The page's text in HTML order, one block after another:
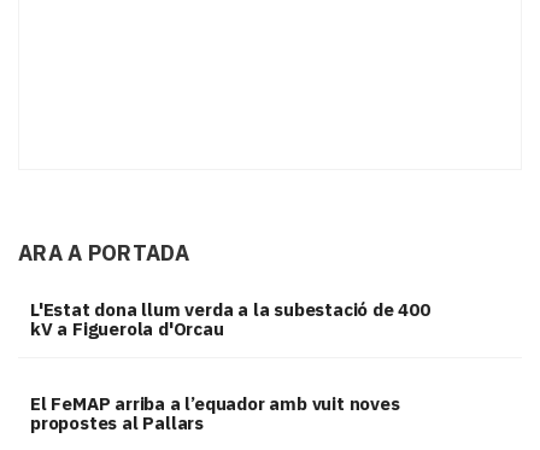
ARA A PORTADA
L'Estat dona llum verda a la subestació de 400
kV a Figuerola d'Orcau
El FeMAP arriba a l’equador amb vuit noves
propostes al Pallars